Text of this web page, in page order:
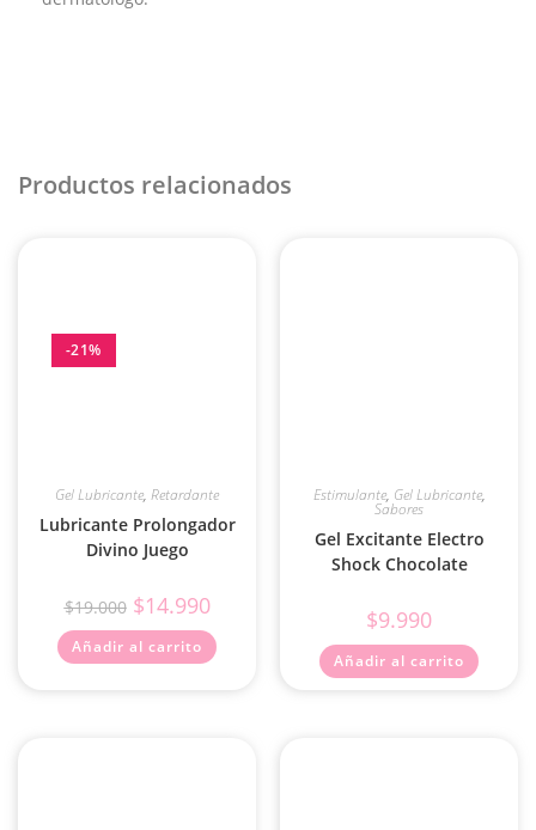
Productos relacionados
-21%
Gel Lubricante, Retardante
Lubricante Prolongador
Divino Juego
$19.000 $14.990
Añadir al carrito
Estimulante, Gel Lubricante,
Sabores
Gel Excitante Electro
Shock Chocolate
$9.990
Añadir al carrito